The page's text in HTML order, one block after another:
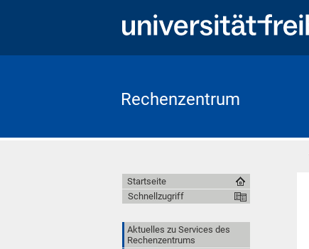
Rechenzentrum
Startseite
Schnellzugriff
Aktuelles zu Services des
Rechenzentrums